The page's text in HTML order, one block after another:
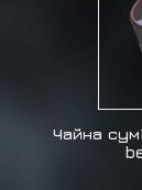
Чайна